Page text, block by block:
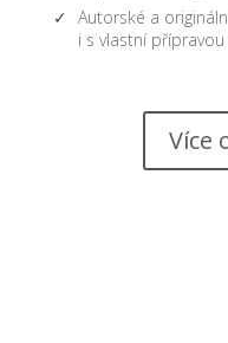
Autorské a
i s vlastní
Více